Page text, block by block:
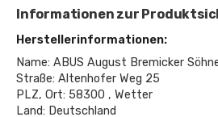
Informationen zur
Herstellerinformationen:
Name: ABUS August Bremicker
Straße: Altenhofer Weg 25
PLZ, Ort: 58300 , Wetter
Land: Deutschland